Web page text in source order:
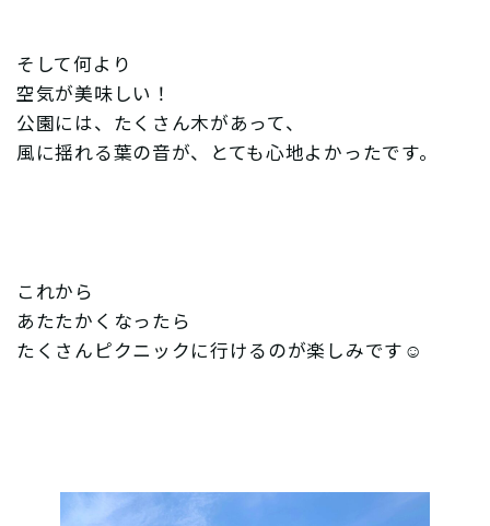
そして何より
空気が美味しい！
公園には、たくさん木があって、
風に揺れる葉の音が、とても心地よかったです。
これから
あたたかくなったら
たくさんピクニックに行けるのが楽しみです☺︎